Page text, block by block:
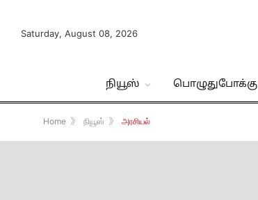
Saturday, August 08, 2026
நியூஸ் பொழுதுபோக்கு
Home 》 நியூஸ் 》 அரசியல்